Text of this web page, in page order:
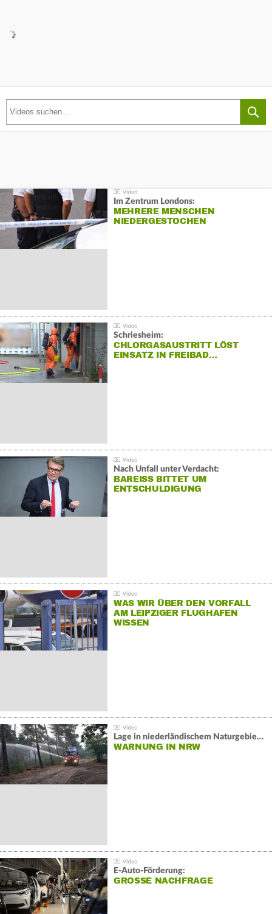
Im Zentrum Londons:
MEHRERE MENSCHEN
NIEDERGESTOCHEN
Schriesheim:
CHLORGASAUSTRITT LÖST
EINSATZ IN FREIBAD…
Nach Unfall unter Verdacht:
BAREISS BITTET UM E
NTSCHULDIGUNG
WAS WIR ÜBER DEN VORFALL
AM LEIPZIGER FLUGHAFEN
WISSEN
Lage in niederländischem Naturgebiet stabil
WARNUNG IN NRW
E-Auto-Förderung:
GROSSE NACHFRAGE